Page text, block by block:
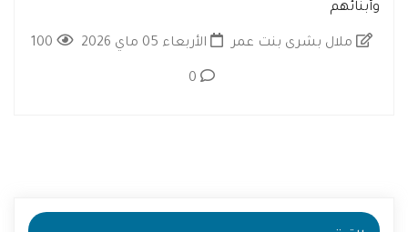
وأبنائهم
ملال بشرى بنت عمر الأربعاء 05 ماي 2026